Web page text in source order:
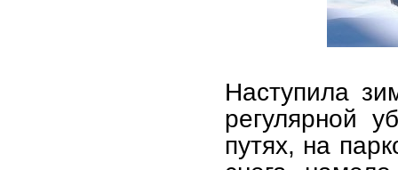
Наступила
регулярной
путях, на